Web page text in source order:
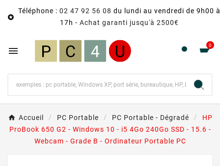

Téléphone : 02 47 92 56 08 du lundi au vendredi de 9h00 à
17h - Achat garanti jusqu'à 2500€
 0
Accueil PC Portable PC Portable - Dégradé
HP
ProBook 650 G2 - Windows 10 - i5 4Go 240Go SSD - 15.6 -
Webcam - Grade B - Ordinateur Portable PC